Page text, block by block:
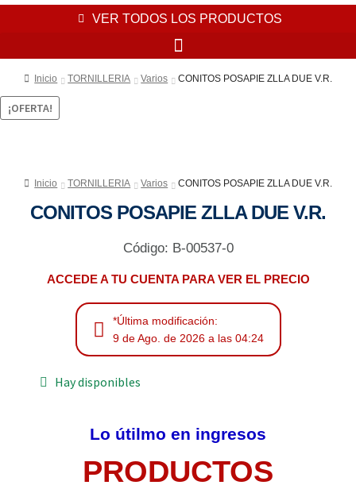
VER TODOS LOS PRODUCTOS
Inicio TORNILLERIA Varios CONITOS POSAPIE ZLLA DUE V.R.
¡OFERTA!
Inicio TORNILLERIA Varios CONITOS POSAPIE ZLLA DUE V.R.
CONITOS POSAPIE ZLLA DUE V.R.
Código: B-00537-0
ACCEDE A TU CUENTA PARA VER EL PRECIO
*Última modificación:
9 de Ago. de 2026 a las 04:24
Hay disponibles
Lo útilmo en ingresos
PRODUCTOS